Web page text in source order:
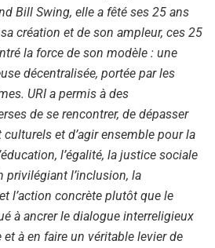
Bill Swing, elle a fêté ses 25 ans
création et de son ampleur, ces 25
la force de son modèle : une
décentralisée, portée par les
URI a permis à des
de se rencontrer, de dépasser
et d’agir ensemble pour la
l’égalité, la justice sociale
privilégiant l’inclusion, la
l’action concrète plutôt que le
à ancrer le dialogue interreligieux
à en faire un véritable levier de